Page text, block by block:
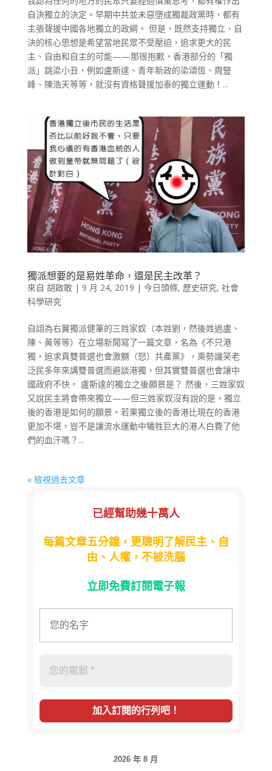
自決獨立的決定。早期中共並未惡墮成獨裁政黨時，都有
主張聲援中國各地獨立的政綱。 但是，既然支持獨立、自
決的核心思想是希望當地民眾不受壓迫，追求更大的民
主、自由和自主的可能——那很抱歉，香港部分的「獨
派」跳梁小丑，例如盧斯達、青年新政的梁頌恆、周豎
峰、陳浩天等等，就沒有資格聲援加泰的獨立運動！...
獨派想要的是易姓革命，還是民主改革？
來自 胡啟敢| 9 月 24, 2019 | 今日頭條, 歷史研究, 社會
科學研究
自詡為右翼獨派健筆的三姓家奴（本姓劉，然後姓過盧、
陳、黃等等）在立場新聞寫了一篇文章，名為《不只港
獨，追求真雙普選也會激嬲（怒）共產黨》，乘勢譏笑老
泛民多年來講雙普選而避談港獨，但其實雙普選也會讓中
國政府不快。 盧斯達的獨立之後願景是？ 然後，三姓家奴
又說民主將會帶來獨立——但三姓家奴沒有說的是，獨立
後的香港是如何的願景。若果獨立後的香港比現在的香港
更加不堪，豈不是讓流水運動中犧牲巨大的港人白費了他
們的血汗嗎？...
« 檢視過去文章
已經幫助幾十萬人
每篇文章五分鐘，更聰明了解民主、自
由、人權，不被洗腦
立即免費訂閱電子報
2026 年 8 月